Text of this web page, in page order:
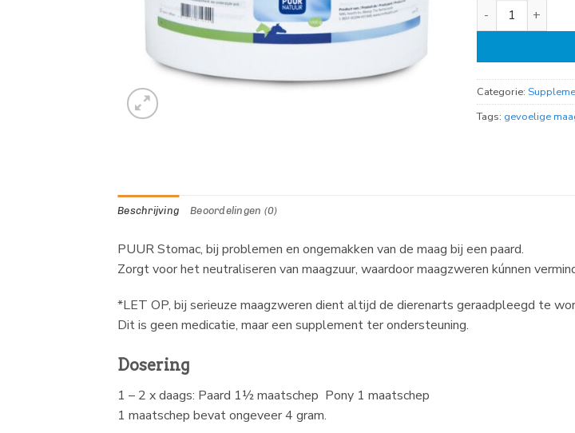
PUUR Stomac 1kg
Categorie:
Tags: gevoelige
Beschrijving Beoordelingen (0)
PUUR Stomac, bij problemen en ongemakken van de maag bij een paard.
Zorgt voor het neutraliseren van maagzuur, waardoor maagzweren kúnnen
*LET OP, bij serieuze maagzweren dient altijd de dierenarts geraadpleegd te
Dit is geen medicatie, maar een supplement ter ondersteuning.
Dosering
1 – 2 x daags: Paard 1½ maatschep Pony 1 maatschep
1 maatschep bevat ongeveer 4 gram.